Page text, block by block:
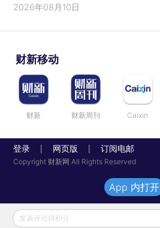
2026年08月10日
财新移动
财新 财新周刊 Caixin
登录 网页版 订阅电邮
Copyright 财新网 All Rights Reserved
发表评论得积分
App 内打开